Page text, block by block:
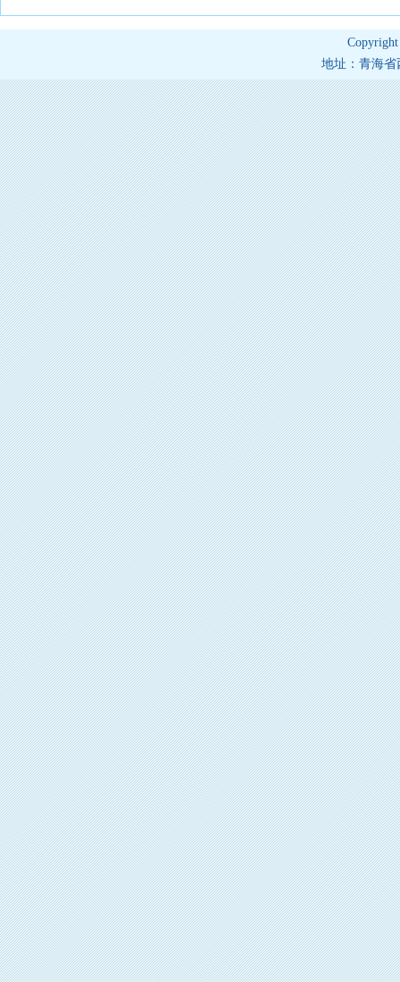
地址：青海省